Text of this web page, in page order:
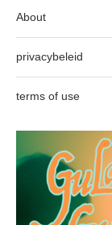
About
privacybeleid
terms of use